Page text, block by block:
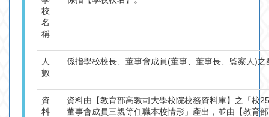
校
名
稱
人
數
係指學校校長、董事會成員(董事、董事長、監察人)
資
料
資料由【教育部高教司大學校院校務資料庫】之「校
董事會成員三親等任職本校情形」產出，並由【教育